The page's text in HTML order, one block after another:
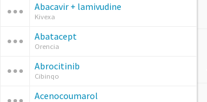
Abacavir + lamivudine
Kivexa
Abatacept
Orencia
Abrocitinib
Cibinqo
Acenocoumarol